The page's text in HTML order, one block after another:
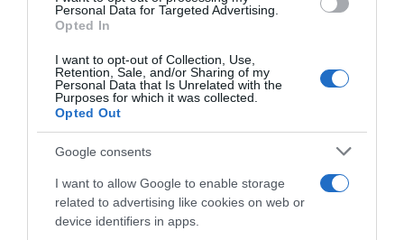
Personal Data for Targeted Advertising.
Opted In
I want to opt-out of Collection, Use,
Retention, Sale, and/or Sharing of my
Personal Data that Is Unrelated with the
Purposes for which it was collected.
Opted Out
Google consents
I want to allow Google to enable storage
related to advertising like cookies on web or
device identifiers in apps.
HASONLÓ BEJEGYZÉSEK